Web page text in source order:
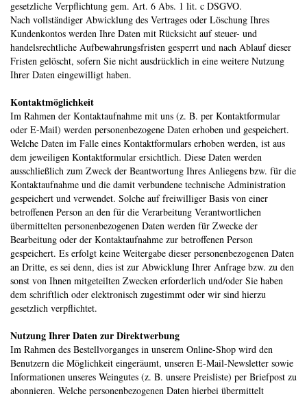
gesetzliche Verpflichtung gem. Art. 6 Abs. 1 lit. c DSGVO.
Nach vollständiger Abwicklung des Vertrages oder Löschung Ihres
Kundenkontos werden Ihre Daten mit Rücksicht auf steuer- und
handelsrechtliche Aufbewahrungsfristen gesperrt und nach Ablauf dieser
Fristen gelöscht, sofern Sie nicht ausdrücklich in eine weitere Nutzung
Ihrer Daten eingewilligt haben.
Kontaktmöglichkeit
Im Rahmen der Kontaktaufnahme mit uns (z. B. per Kontaktformular
oder E-Mail) werden personenbezogene Daten erhoben und gespeichert.
Welche Daten im Falle eines Kontaktformulars erhoben werden, ist aus
dem jeweiligen Kontaktformular ersichtlich. Diese Daten werden
ausschließlich zum Zweck der Beantwortung Ihres Anliegens bzw. für die
Kontaktaufnahme und die damit verbundene technische Administration
gespeichert und verwendet. Solche auf freiwilliger Basis von einer
betroffenen Person an den für die Verarbeitung Verantwortlichen
übermittelten personenbezogenen Daten werden für Zwecke der
Bearbeitung oder der Kontaktaufnahme zur betroffenen Person
gespeichert. Es erfolgt keine Weitergabe dieser personenbezogenen Daten
an Dritte, es sei denn, dies ist zur Abwicklung Ihrer Anfrage bzw. zu den
sonst von Ihnen mitgeteilten Zwecken erforderlich und/oder Sie haben
dem schriftlich oder elektronisch zugestimmt oder wir sind hierzu
gesetzlich verpflichtet.
Nutzung Ihrer Daten zur Direktwerbung
Im Rahmen des Bestellvorganges in unserem Online-Shop wird den
Benutzern die Möglichkeit eingeräumt, unseren E-Mail-Newsletter sowie
Informationen unseres Weingutes (z. B. unsere Preisliste) per Briefpost zu
abonnieren. Welche personenbezogenen Daten hierbei übermittelt